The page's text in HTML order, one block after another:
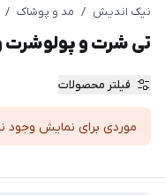
نیک اندیش / مد و پوشاک /
تی شرت و پولوشرت
فیلتر محصولات
موردی برای نمایش وجود